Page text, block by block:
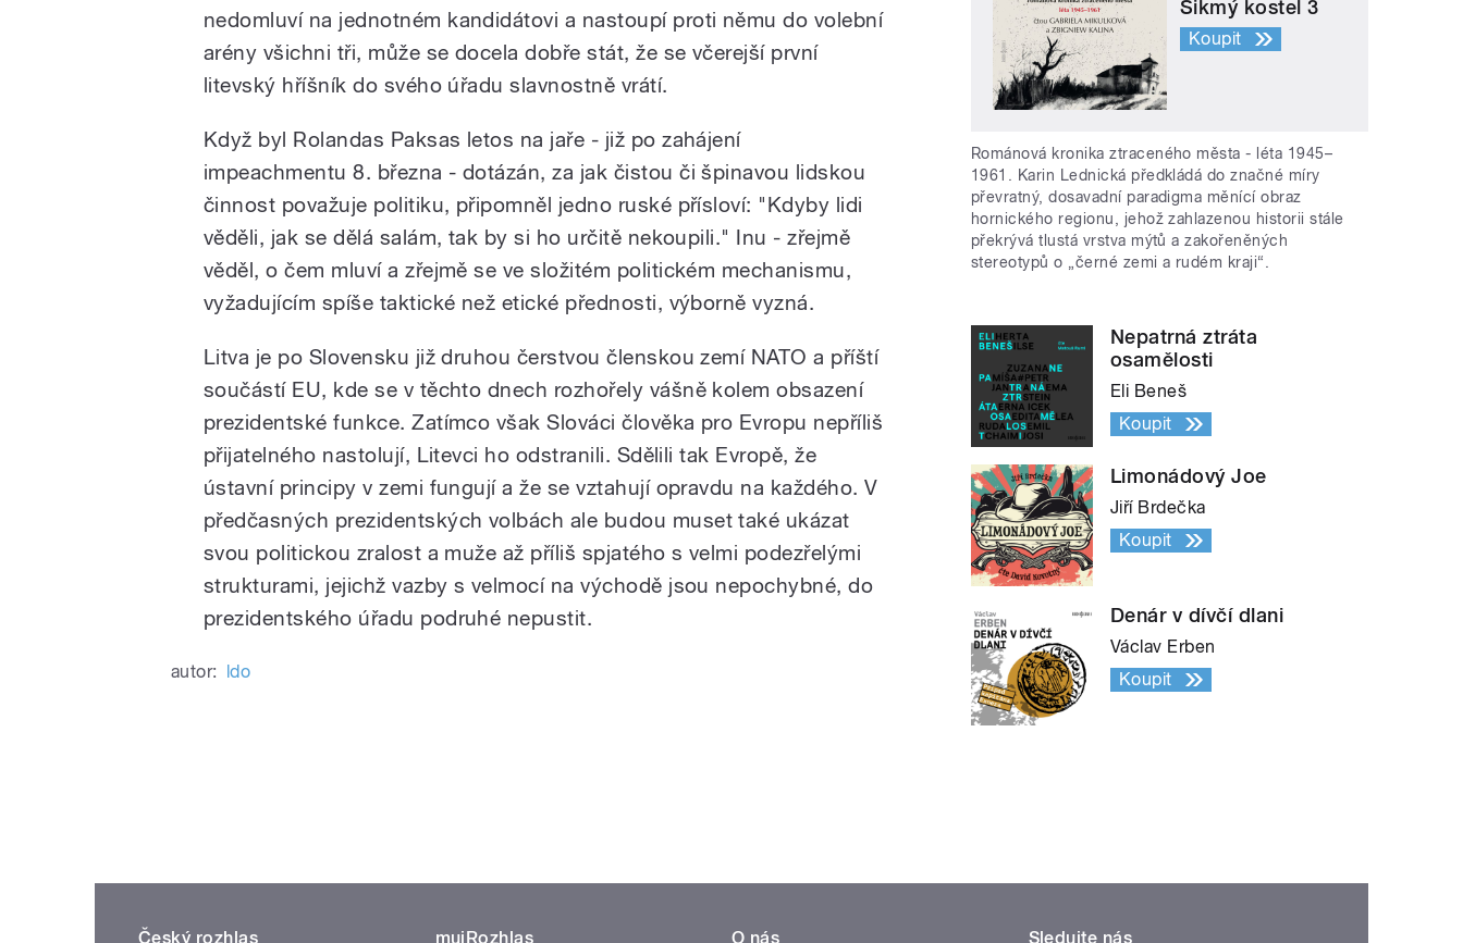
nedomluví na jednotném kandidátovi a nastoupí proti němu do volební
arény všichni tři, může se docela dobře stát, že se včerejší první
litevský hříšník do svého úřadu slavnostně vrátí.
Když byl Rolandas Paksas letos na jaře - již po zahájení
impeachmentu 8. března - dotázán, za jak čistou či špinavou lidskou
činnost považuje politiku, připomněl jedno ruské přísloví: "Kdyby lidi
věděli, jak se dělá salám, tak by si ho určitě nekoupili." Inu - zřejmě
věděl, o čem mluví a zřejmě se ve složitém politickém mechanismu,
vyžadujícím spíše taktické než etické přednosti, výborně vyzná.
Litva je po Slovensku již druhou čerstvou členskou zemí NATO a příští
součástí EU, kde se v těchto dnech rozhořely vášně kolem obsazení
prezidentské funkce. Zatímco však Slováci člověka pro Evropu nepříliš
přijatelného nastolují, Litevci ho odstranili. Sdělili tak Evropě, že
ústavní principy v zemi fungují a že se vztahují opravdu na každého. V
předčasných prezidentských volbách ale budou muset také ukázat
svou politickou zralost a muže až příliš spjatého s velmi podezřelými
strukturami, jejichž vazby s velmocí na východě jsou nepochybné, do
prezidentského úřadu podruhé nepustit.
autor: ldo
Šikmý kostel 3
Koupit
Románová kronika ztraceného města - léta 1945–
1961. Karin Lednická předkládá do značné míry
převratný, dosavadní paradigma měnící obraz
hornického regionu, jehož zahlazenou historii stále
překrývá tlustá vrstva mýtů a zakořeněných
stereotypů o „černé zemi a rudém kraji“.
Nepatrná ztráta
osamělosti
Eli Beneš
Koupit
Limonádový Joe
Jiří Brdečka
Koupit
Denár v dívčí dlani
Václav Erben
Koupit
Český rozhlas mujRozhlas O nás Sledujte nás